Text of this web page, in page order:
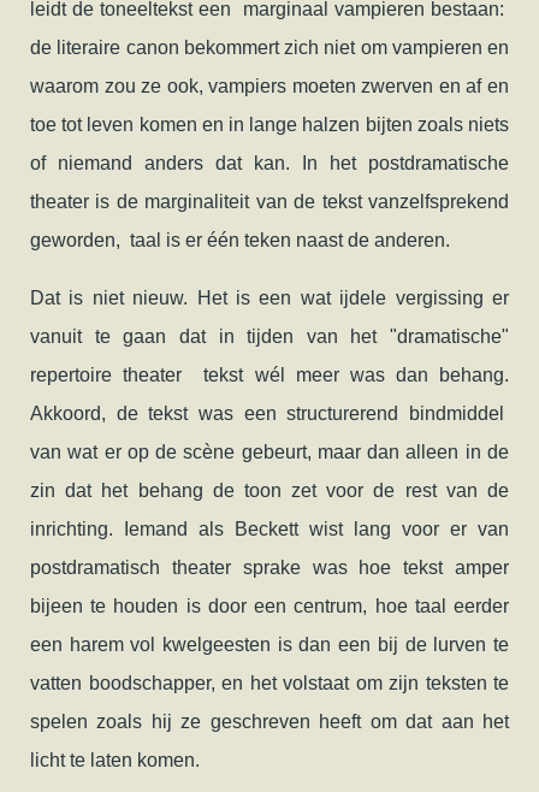
leidt de toneeltekst een marginaal vampieren bestaan:
de literaire canon bekommert zich niet om vampieren en
waarom zou ze ook, vampiers moeten zwerven en af en
toe tot leven komen en in lange halzen bijten zoals niets
of niemand anders dat kan. In het postdramatische
theater is de marginaliteit van de tekst vanzelfsprekend
geworden, taal is er één teken naast de anderen.
Dat is niet nieuw. Het is een wat ijdele vergissing er
vanuit te gaan dat in tijden van het "dramatische"
repertoire theater tekst wél meer was dan behang.
Akkoord, de tekst was een structurerend bindmiddel
van wat er op de scène gebeurt, maar dan alleen in de
zin dat het behang de toon zet voor de rest van de
inrichting. Iemand als Beckett wist lang voor er van
postdramatisch theater sprake was hoe tekst amper
bijeen te houden is door een centrum, hoe taal eerder
een harem vol kwelgeesten is dan een bij de lurven te
vatten boodschapper, en het volstaat om zijn teksten te
spelen zoals hij ze geschreven heeft om dat aan het
licht te laten komen.